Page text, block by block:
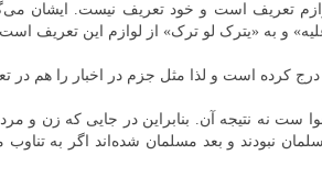
تعریف است و خود تعریف نیست. ایشان
و به «یترک لو ترک» از لوازم این تعریف
کرده است و لذا مثل جزم در اخبار را هم در
نتیجه آن. بنابراین در جایی که زن و مرد
نبودند و بعد مسلمان شده‌اند اگر به